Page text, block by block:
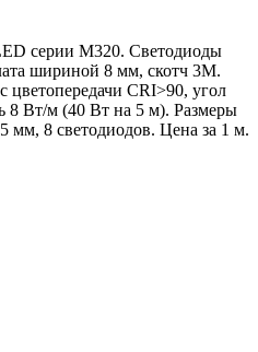
серии M320. Светодиоды
шириной 8 мм, скотч 3M.
CRI>90, угол
8 Вт/м (40 Вт на 5 м). Размеры
мм, 8 светодиодов. Цена за 1 м.